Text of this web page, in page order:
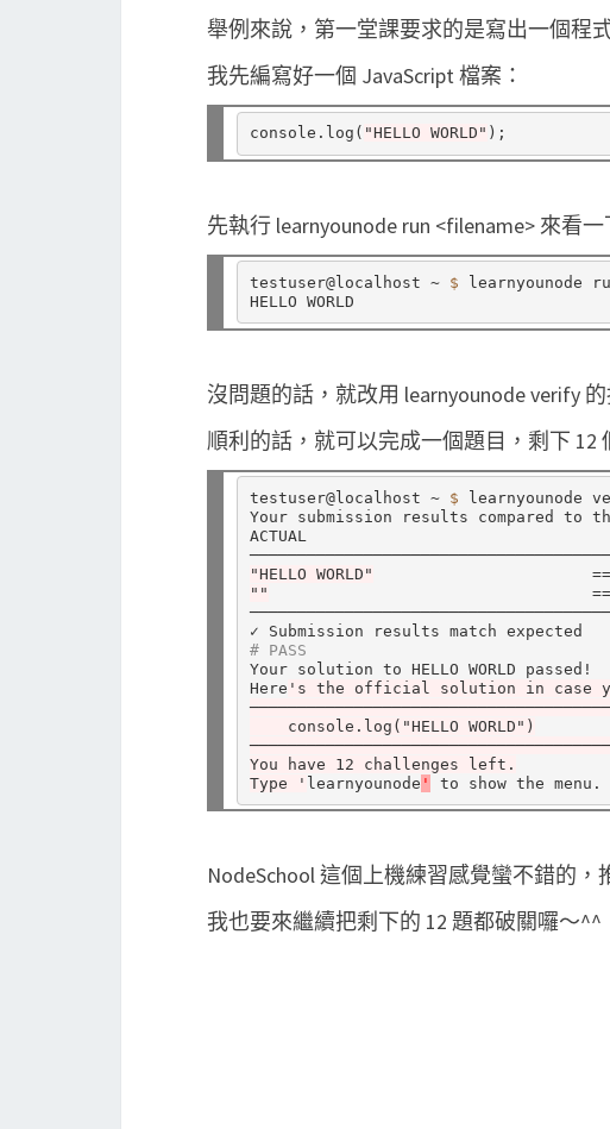
舉例來說，第一堂課要求的是寫出一個程
我先編寫好一個 JavaScript 檔案：
console.log( "HELLO WORLD"
先執行 learnyounode run <filename> 來看
testuser@localhost ~ $
learnyounode
沒問題的話，就改用 learnyounode verify
順利的話，就可以完成一個題目，剩下 12
testuser@localhost ~ $ learnyounode
Your submission results compared to
ACTUAL
"HELLO WORLD"
==
""
==
# PASS
Your solution to HELLO WORLD passed!
Here 's the official solution in case
    console.log("HELLO WORLD")
You have 12 challenges left.
Type ' learnyounode '
NodeSchool 這個上機練習感覺蠻不錯的
我也要來繼續把剩下的 12 題都破關囉～^^